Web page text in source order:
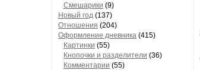
Смешарики (9)
Новый год (137)
Отношения (204)
Оформление дневника (415)
Кaртинки (55)
Кнопочки и рaзделители (36)
Комментaрии (55)